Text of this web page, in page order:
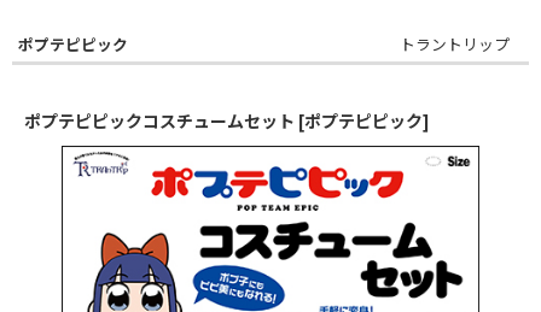
ポプテピピック トラントリップ
ポプテピピックコスチュームセット [ポプテピピック]